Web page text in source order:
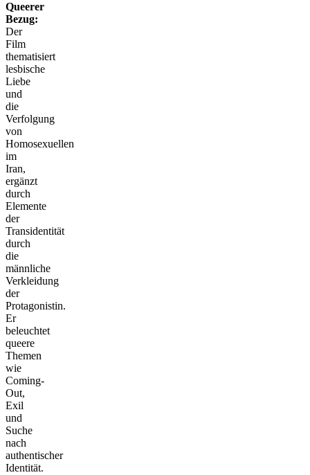
Queerer
Bezug:
Der
Film
thematisiert
lesbische
Liebe
und
die
Verfolgung
von
Homosexuellen
im
Iran,
ergänzt
durch
Elemente
der
Transidentität
durch
die
männliche
Verkleidung
der
Protagonistin.
Er
beleuchtet
queere
Themen
wie
Coming-
Out,
Exil
und
Suche
nach
authentischer
Identität.